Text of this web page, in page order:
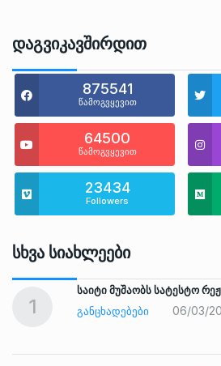
Დაგვიკავშირდით
875541
წამოგვყევით
64500
წამოგვყევით
23434
Followers
Სხვა Სიახლეები
1
საიტი მუშაობს სატესტო
ᲒᲐᲜᲪᲮᲐᲓᲔᲑᲔᲑᲘ
06/03/